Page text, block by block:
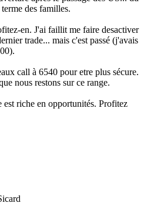
des familles.
en. J'ai faillit me faire desactiver
trade... mais c'est passé (j'avais
call à 6540 pour etre plus sécure.
nous restons sur ce range.
est riche en opportunités. Profitez